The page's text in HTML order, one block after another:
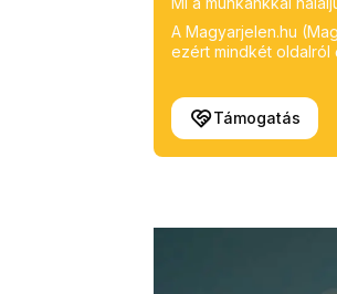
A Magyarjelen.hu
ezért mindkét oldalról
Támogatás